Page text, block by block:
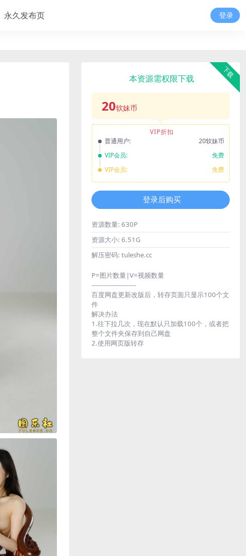
永久发布页 登录
下载
本资源需权限下载
20软妹币
VIP折扣
普通用户:
20软妹币
VIP会员:
免费
VIP会员:
免费
登录后购买
资源数量: 630P
资源大小: 6.51G
解压密码: tuleshe.cc
P=图片数量|V=视频数量
----------------------
百度网盘更新改版后，转存页面只显示100个文
件
解决办法
1.往下拉几次，现在默认只加载100个，或者把
整个文件夹保存到自己网盘
2.使用网页版转存